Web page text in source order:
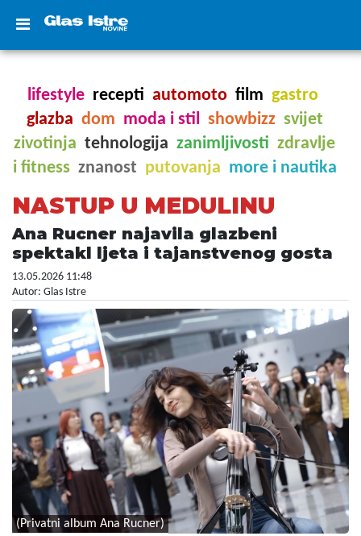
lifestyle recepti automoto film gastro
glazba dom moda i stil showbizz svijet
zivotinja tehnologija zanimljivosti zdravlje
i fitness znanost putovanja more i nautika
NASTUP U MEDULINU
Ana Rucner najavila glazbeni
spektakl ljeta i tajanstvenog gosta
13.05.2026 11:48
Autor: Glas Istre
(Privatni album Ana Rucner)